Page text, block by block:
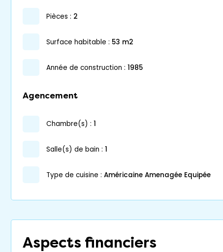
pièces : 2
surface habitable : 53 m2
année de construction : 1985
Agencement
chambre(s) : 1
salle(s) de bain : 1
Type de cuisine : Américaine Amenagée Equipée
Aspects financiers